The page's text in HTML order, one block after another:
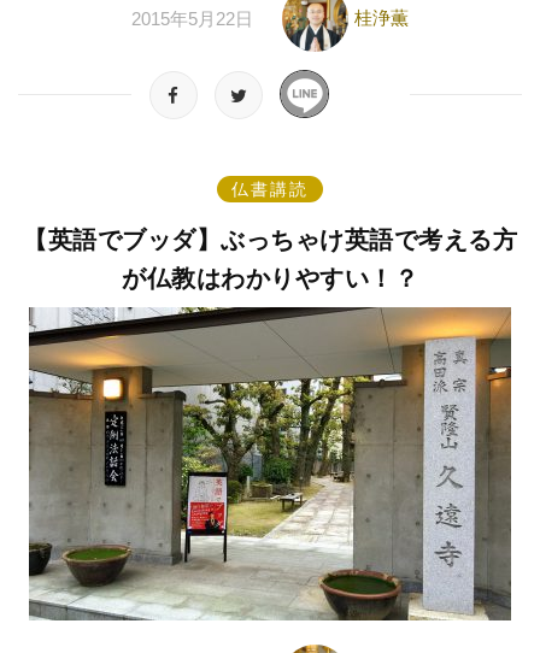
2015年5月22日 桂浄薫
仏書講読
【英語でブッダ】ぶっちゃけ英語で考える方
が仏教はわかりやすい！？